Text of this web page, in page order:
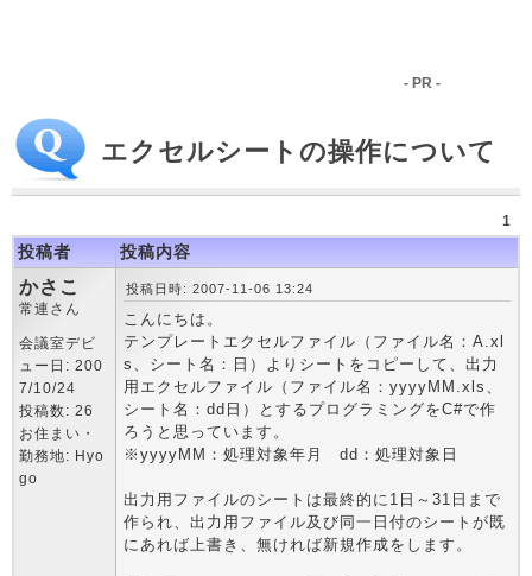
- PR -
エクセルシートの操作について
1
投稿者 投稿内容
かさこ
常連さん
会議室デビ
ュー日: 200
7/10/24
投稿数: 26
お住まい・
勤務地: Hyo
go
投稿日時: 2007-11-06 13:24
こんにちは。
テンプレートエクセルファイル（ファイル名：A.xl
s、シート名：日）よりシートをコピーして、出力
用エクセルファイル（ファイル名：yyyyMM.xls、
シート名：dd日）とするプログラミングをC#で作
ろうと思っています。
※yyyyMM：処理対象年月 dd：処理対象日
出力用ファイルのシートは最終的に1日～31日まで
作られ、出力用ファイル及び同一日付のシートが既
にあれば上書き、無ければ新規作成をします。